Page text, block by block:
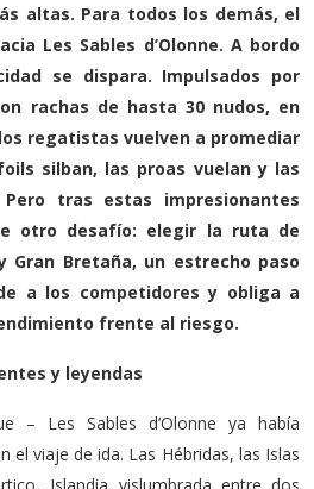
altas. Para todos los demás, el
Les Sables d’Olonne. A bordo
se dispara. Impulsados ​​por
rachas de hasta 30 nudos, en
regatistas vuelven a promediar
silban, las proas vuelan y las
tras estas impresionantes
otro desafío: elegir la ruta de
Gran Bretaña, un estrecho paso
a los competidores y obliga a
frente al riesgo.
y leyendas
– Les Sables d’Olonne ya había
el viaje de ida. Las Hébridas, las Islas